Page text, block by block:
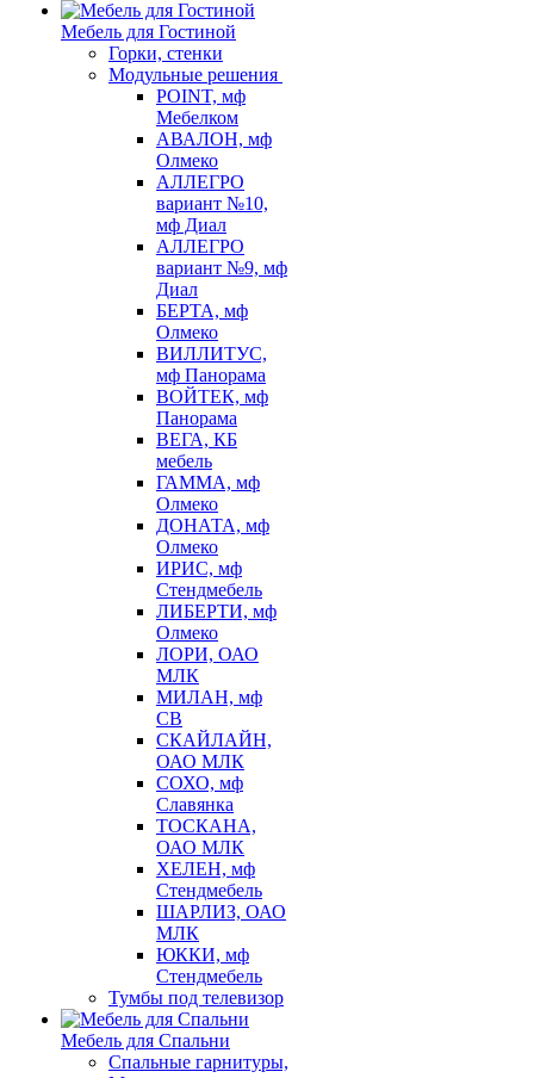
Мебель для Гостиной
Горки, стенки
Модульные решения
POINT, мф
Мебелком
АВАЛОН, мф
Олмеко
АЛЛЕГРО
вариант №10,
мф Диал
АЛЛЕГРО
вариант №9, мф
Диал
БЕРТА, мф
Олмеко
ВИЛЛИТУС,
мф Панорама
ВОЙТЕК, мф
Панорама
ВЕГА, КБ
мебель
ГАММА, мф
Олмеко
ДОНАТА, мф
Олмеко
ИРИС, мф
Стендмебель
ЛИБЕРТИ, мф
Олмеко
ЛОРИ, ОАО
МЛК
МИЛАН, мф
СВ
СКАЙЛАЙН,
ОАО МЛК
СОХО, мф
Славянка
ТОСКАНА,
ОАО МЛК
ХЕЛЕН, мф
Стендмебель
ШАРЛИЗ, ОАО
МЛК
ЮККИ, мф
Стендмебель
Тумбы под телевизор
Мебель для Спальни
Спальные гарнитуры,